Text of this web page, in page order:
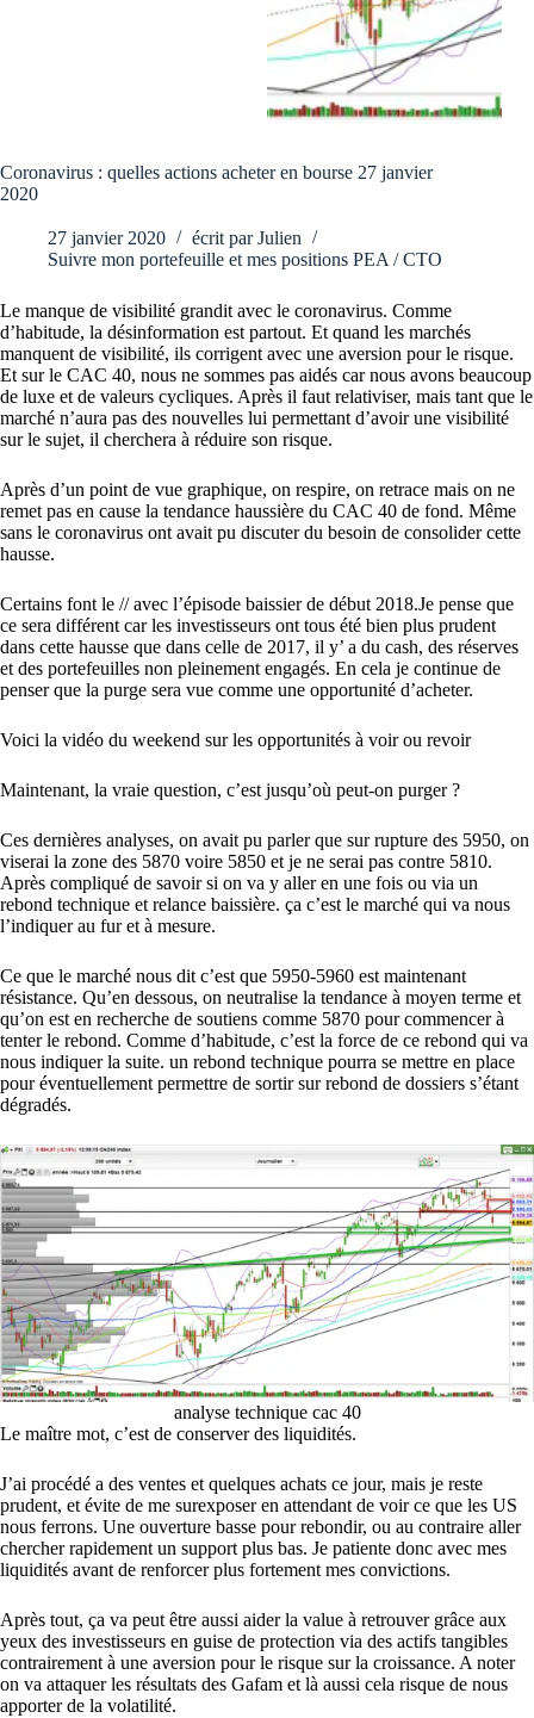
Coronavirus : quelles actions acheter en bourse 27 janvier
2020
27 janvier 2020 écrit par Julien
Suivre mon portefeuille et mes positions PEA / CTO
Le manque de visibilité grandit avec le coronavirus. Comme
d’habitude, la désinformation est partout. Et quand les marchés
manquent de visibilité, ils corrigent avec une aversion pour le risque.
Et sur le CAC 40, nous ne sommes pas aidés car nous avons beaucoup
de luxe et de valeurs cycliques. Après il faut relativiser, mais tant que le
marché n’aura pas des nouvelles lui permettant d’avoir une visibilité
sur le sujet, il cherchera à réduire son risque.
Après d’un point de vue graphique, on respire, on retrace mais on ne
remet pas en cause la tendance haussière du CAC 40 de fond. Même
sans le coronavirus ont avait pu discuter du besoin de consolider cette
hausse.
Certains font le // avec l’épisode baissier de début 2018.Je pense que
ce sera différent car les investisseurs ont tous été bien plus prudent
dans cette hausse que dans celle de 2017, il y’ a du cash, des réserves
et des portefeuilles non pleinement engagés. En cela je continue de
penser que la purge sera vue comme une opportunité d’acheter.
Voici la vidéo du weekend sur les opportunités à voir ou revoir
Maintenant, la vraie question, c’est jusqu’où peut-on purger ?
Ces dernières analyses, on avait pu parler que sur rupture des 5950, on
viserai la zone des 5870 voire 5850 et je ne serai pas contre 5810.
Après compliqué de savoir si on va y aller en une fois ou via un
rebond technique et relance baissière. ça c’est le marché qui va nous
l’indiquer au fur et à mesure.
Ce que le marché nous dit c’est que 5950-5960 est maintenant
résistance. Qu’en dessous, on neutralise la tendance à moyen terme et
qu’on est en recherche de soutiens comme 5870 pour commencer à
tenter le rebond. Comme d’habitude, c’est la force de ce rebond qui va
nous indiquer la suite. un rebond technique pourra se mettre en place
pour éventuellement permettre de sortir sur rebond de dossiers s’étant
dégradés.
analyse technique cac 40
Le maître mot, c’est de conserver des liquidités.
J’ai procédé a des ventes et quelques achats ce jour, mais je reste
prudent, et évite de me surexposer en attendant de voir ce que les US
nous ferrons. Une ouverture basse pour rebondir, ou au contraire aller
chercher rapidement un support plus bas. Je patiente donc avec mes
liquidités avant de renforcer plus fortement mes convictions.
Après tout, ça va peut être aussi aider la value à retrouver grâce aux
yeux des investisseurs en guise de protection via des actifs tangibles
contrairement à une aversion pour le risque sur la croissance. A noter
on va attaquer les résultats des Gafam et là aussi cela risque de nous
apporter de la volatilité.